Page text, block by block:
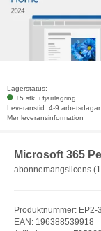
Lagerstatus:
+5 stk. i fjärrlagring
Leveranstid: 4-9 arbetsdagar
Mer leveransinformation
Microsoft 365
abonnemangslicens
Produktnummer: EP2-
EAN: 196388539918